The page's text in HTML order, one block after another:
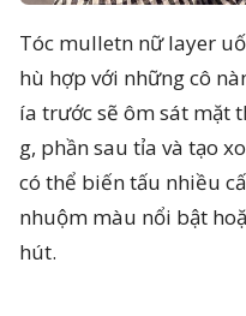
Tóc mulletn nữ layer
hù hợp với những cô
ía trước sẽ ôm sát mặt
g, phần sau tỉa và tạo
có thể biến tấu nhiều
nhuộm màu nổi bật
hút.